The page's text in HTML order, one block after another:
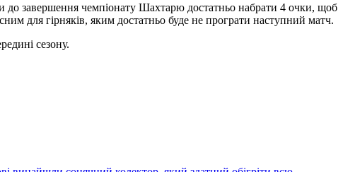
до завершення чемпіонату Шахтарю достатньо набрати 4 очки, щоб
для гірняків, яким достатньо буде не програти наступний матч.
сезону.